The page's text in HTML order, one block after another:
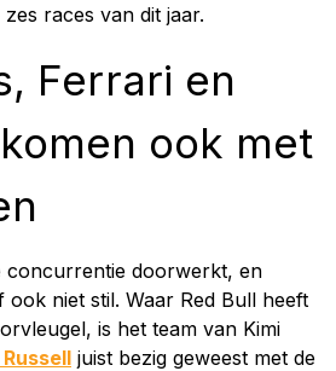
races van dit jaar.
Ferrari en
ook met
concurrentie doorwerkt, en
niet stil. Waar Red Bull heeft
is het team van Kimi
juist bezig geweest met de